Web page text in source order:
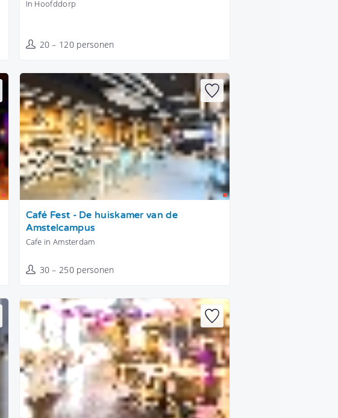
In Hoofddorp
20 – 120 personen
Tonen
Café Fest - De huiskamer van de
Amstelcampus
Cafe in Amsterdam
30 – 250 personen